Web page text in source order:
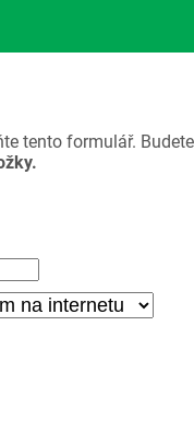
tento formulář.